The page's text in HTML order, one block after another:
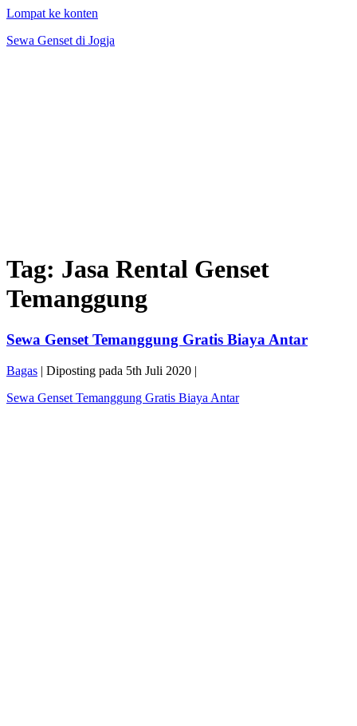
Lompat ke konten
Sewa Genset di Jogja
Tag: Jasa Rental Genset
Temanggung
Sewa Genset Temanggung Gratis Biaya Antar
Bagas | Diposting pada 5th Juli 2020 |
Sewa Genset Temanggung Gratis Biaya Antar